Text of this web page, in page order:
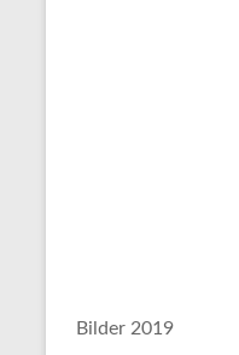
Bilder 2019